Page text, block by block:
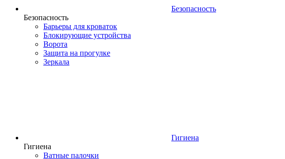
Безопасность
Безопасность
Барьеры для кроваток
Блокирующие устройства
Ворота
Защита на прогулке
Зеркала
Гигиена
Гигиена
Ватные палочки